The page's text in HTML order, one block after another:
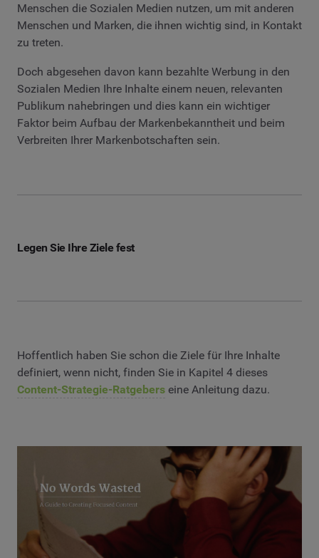
Menschen die Sozialen Medien nutzen, um mit anderen
Menschen und Marken, die ihnen wichtig sind, in Kontakt
zu treten.
Doch abgesehen davon kann bezahlte Werbung in den
Sozialen Medien Ihre Inhalte einem neuen, relevanten
Publikum nahebringen und dies kann ein wichtiger
Faktor beim Aufbau der Markenbekanntheit und beim
Verbreiten Ihrer Markenbotschaften sein.
Legen Sie Ihre Ziele fest
Hoffentlich haben Sie schon die Ziele für Ihre Inhalte
definiert, wenn nicht, finden Sie in Kapitel 4 dieses
Content-Strategie-Ratgebers eine Anleitung dazu.